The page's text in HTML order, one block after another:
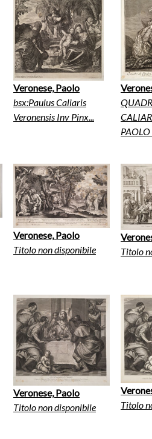
Veronese, Paolo
bsx:Paulus Caliaris
Veronensis Inv Pinx...
Veronese, Paolo
Titolo non disponibile
Titolo
Veronese, Paolo
Titolo non disponibile
Titolo